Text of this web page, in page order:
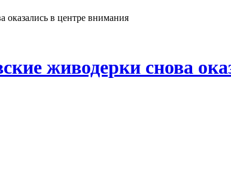
оказались в центре внимания
живодерки снова